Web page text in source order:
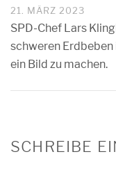
21. MÄRZ 2023
SPD-Chef Lars
schweren Erdbeben
ein Bild zu machen.
SCHREIBE